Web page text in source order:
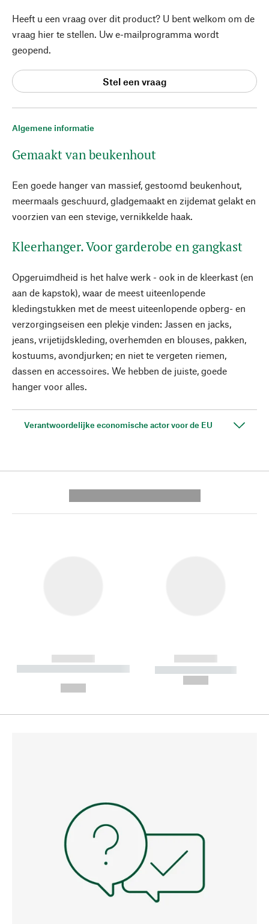
Algemene informatie
Gemaakt van beukenhout
Een goede hanger van massief, gestoomd beukenhout,
meermaals geschuurd, gladgemaakt en zijdemat gelakt en
voorzien van een stevige, vernikkelde haak.
Kleerhanger. Voor garderobe en gangkast
Opgeruimdheid is het halve werk - ook in de kleerkast (en
aan de kapstok), waar de meest uiteenlopende
kledingstukken met de meest uiteenlopende opberg- en
verzorgingseisen een plekje vinden: Jassen en jacks,
jeans, vrijetijdskleding, overhemden en blouses, pakken,
kostuums, avondjurken; en niet te vergeten riemen,
dassen en accessoires. We hebben de juiste, goede
hanger voor alles.
Verantwoordelijke economische actor voor de EU
Heeft u een vraag over dit product? U bent welkom om de
vraag hier te stellen. Uw e-mailprogramma wordt
geopend.
Stel een vraag
------------
----------- ----------- --------
------------
----------- -----------